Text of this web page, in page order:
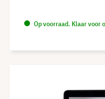
Op voorraad. Klaar voor